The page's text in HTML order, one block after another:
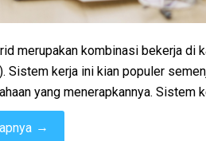
merupakan kombinasi bekerja di
Sistem kerja ini kian populer
yang menerapkannya.
→